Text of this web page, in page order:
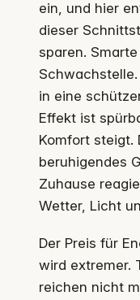
ein, und hier
dieser
sparen.
in eine
Effekt ist
Komfort steigt.
beruhigendes
Zuhause
Wetter, Licht
Der Preis für
wird extremer.
reichen nicht